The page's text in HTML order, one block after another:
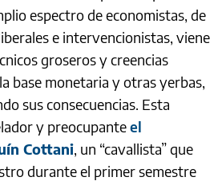
espectro de economistas, de
e intervencionistas, viene
groseros y creencias
base monetaria y otras yerbas,
sus consecuencias. Esta
y preocupanteel
Cottani , un “cavallista” que
durante el primer semestre